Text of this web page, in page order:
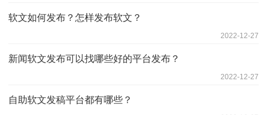
软文如何发布？怎样发布软文？
2022-12-27
新闻软文发布可以找哪些好的平台发布？
2022-12-27
自助软文发稿平台都有哪些？